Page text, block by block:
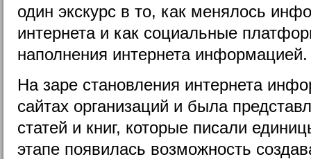
один экскурс в то, как менялось
интернета и как социальные
наполнения интернета информацией.
На заре становления интернета
сайтах организаций и была
статей и книг, которые писали
этапе появилась возможность